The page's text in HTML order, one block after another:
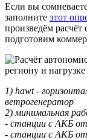
Если вы
заполните этот
произведём
подготовим
1) hawt -
ветрогенератор
2) минимальная
- станции с АКБ
- станции с АКБ